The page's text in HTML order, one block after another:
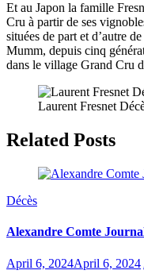
Et au Japon la famille
Cru à partir de ses
situées de part et d’autre
Mumm, depuis cinq
dans le village Grand Cru
Laurent Fresnet
Related Posts
Décès
Alexandre Comte
April 6, 2024April 6, 2024